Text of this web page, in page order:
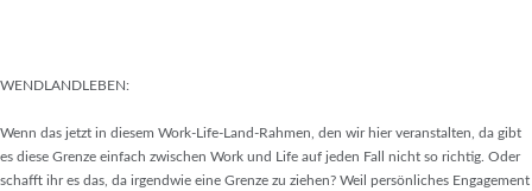
WENDLANDLEBEN:
Wenn das jetzt in diesem Work-Life-Land-Rahmen, den wir hier veranstalten, da gibt
es diese Grenze einfach zwischen Work und Life auf jeden Fall nicht so richtig. Oder
schafft ihr es das, da irgendwie eine Grenze zu ziehen? Weil persönliches Engagement